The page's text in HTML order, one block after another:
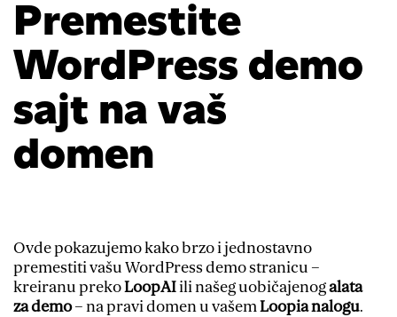
Premestite
WordPress demo
sajt na vaš
domen
Ovde pokazujemo kako brzo i jednostavno
premestiti vašu WordPress demo stranicu –
kreiranu prekoLoopAIili našeg uobičajenogalata
za demo– na pravi domen u vašemLoopia nalogu.